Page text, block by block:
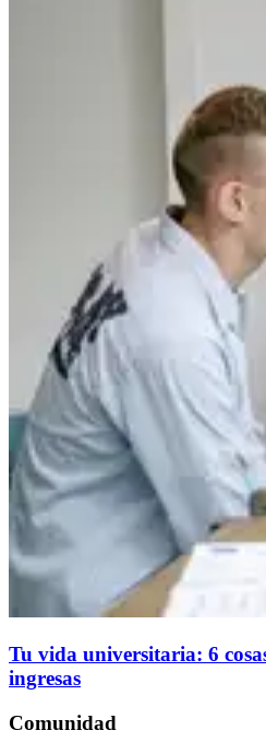
Tu vida universitaria: 6
ingresas
Comunidad